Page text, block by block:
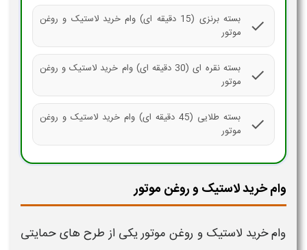
check
بسته برنزی (15 دقیقه ای) وام خرید لاستیک و روغن
موتور
check
بسته نقره ای (30 دقیقه ای) وام خرید لاستیک و روغن
موتور
check
بسته طلایی (45 دقیقه ای) وام خرید لاستیک و روغن
موتور
وام خرید لاستیک و روغن موتور
وام خرید لاستیک و روغن موتوریکی از طرح های حمایتی